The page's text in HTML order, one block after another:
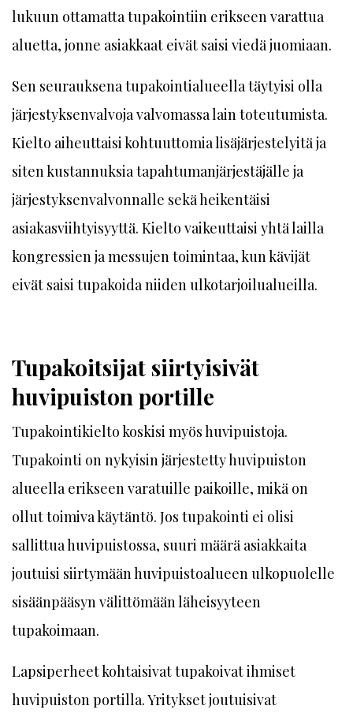
lukuun ottamatta tupakointiin erikseen varattua
aluetta, jonne asiakkaat eivät saisi viedä juomiaan.
Sen seurauksena tupakointialueella täytyisi olla
järjestyksenvalvoja valvomassa lain toteutumista.
Kielto aiheuttaisi kohtuuttomia lisäjärjestelyitä ja
siten kustannuksia tapahtumanjärjestäjälle ja
järjestyksenvalvonnalle sekä heikentäisi
asiakasviihtyisyyttä. Kielto vaikeuttaisi yhtä lailla
kongressien ja messujen toimintaa, kun kävijät
eivät saisi tupakoida niiden ulkotarjoilualueilla.
Tupakoitsijat siirtyisivät
huvipuiston portille
Tupakointikielto koskisi myös huvipuistoja.
Tupakointi on nykyisin järjestetty huvipuiston
alueella erikseen varatuille paikoille, mikä on
ollut toimiva käytäntö. Jos tupakointi ei olisi
sallittua huvipuistossa, suuri määrä asiakkaita
joutuisi siirtymään huvipuistoalueen ulkopuolelle
sisäänpääsyn välittömään läheisyyteen
tupakoimaan.
Lapsiperheet kohtaisivat tupakoivat ihmiset
huvipuiston portilla. Yritykset joutuisivat